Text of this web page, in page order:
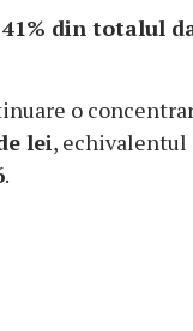
41% din totalul
o
lei, echivalentul
.